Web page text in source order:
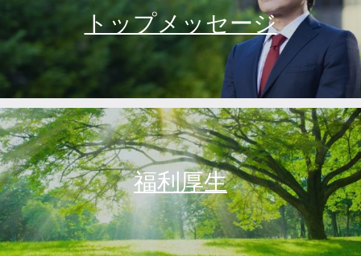
トップメッセージ
福利厚生